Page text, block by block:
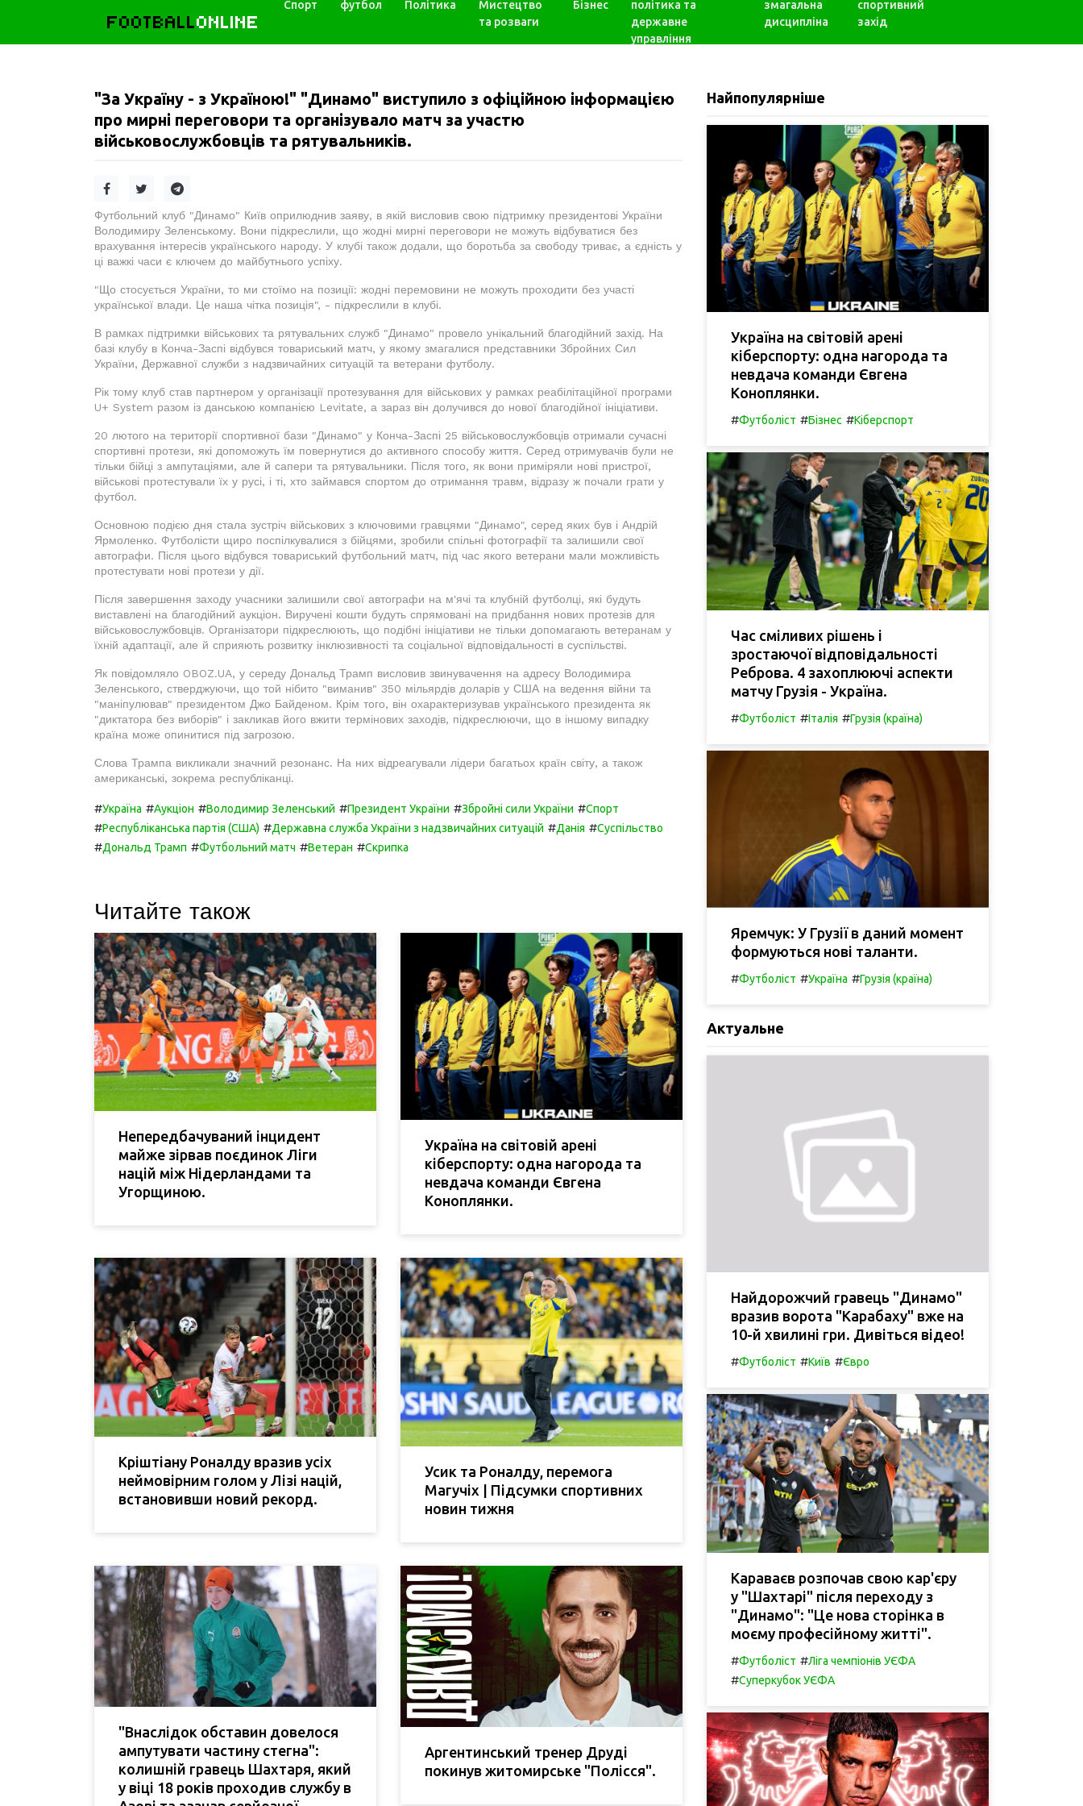
FOOTBALLONLINE
Спорт футбол Політика
Мистецтво
та розваги
Бізнес
політика та
державне
управління
змагальна
дисципліна
спортивний
захід
"За Україну - з Україною!" "Динамо" виступило з офіційною інформацією
про мирні переговори та організувало матч за участю
військовослужбовців та рятувальників.
Футбольний клуб "Динамо" Київ оприлюднив заяву, в якій висловив свою підтримку президентові України
Володимиру Зеленському. Вони підкреслили, що жодні мирні переговори не можуть відбуватися без
врахування інтересів українського народу. У клубі також додали, що боротьба за свободу триває, а єдність у
ці важкі часи є ключем до майбутнього успіху.
"Що стосується України, то ми стоїмо на позиції: жодні перемовини не можуть проходити без участі
української влади. Це наша чітка позиція", - підкреслили в клубі.
В рамках підтримки військових та рятувальних служб "Динамо" провело унікальний благодійний захід. На
базі клубу в Конча-Заспі відбувся товариський матч, у якому змагалися представники Збройних Сил
України, Державної служби з надзвичайних ситуацій та ветерани футболу.
Рік тому клуб став партнером у організації протезування для військових у рамках реабілітаційної програми
U+ System разом із данською компанією Levitate, а зараз він долучився до нової благодійної ініціативи.
20 лютого на території спортивної бази "Динамо" у Конча-Заспі 25 військовослужбовців отримали сучасні
спортивні протези, які допоможуть їм повернутися до активного способу життя. Серед отримувачів були не
тільки бійці з ампутаціями, але й сапери та рятувальники. Після того, як вони приміряли нові пристрої,
військові протестували їх у русі, і ті, хто займався спортом до отримання травм, відразу ж почали грати у
футбол.
Основною подією дня стала зустріч військових з ключовими гравцями "Динамо", серед яких був і Андрій
Ярмоленко. Футболісти щиро поспілкувалися з бійцями, зробили спільні фотографії та залишили свої
автографи. Після цього відбувся товариський футбольний матч, під час якого ветерани мали можливість
протестувати нові протези у дії.
Після завершення заходу учасники залишили свої автографи на м'ячі та клубній футболці, які будуть
виставлені на благодійний аукціон. Виручені кошти будуть спрямовані на придбання нових протезів для
військовослужбовців. Організатори підкреслюють, що подібні ініціативи не тільки допомагають ветеранам у
їхній адаптації, але й сприяють розвитку інклюзивності та соціальної відповідальності в суспільстві.
Як повідомляло OBOZ.UA, у середу Дональд Трамп висловив звинувачення на адресу Володимира
Зеленського, стверджуючи, що той нібито "виманив" 350 мільярдів доларів у США на ведення війни та
"маніпулював" президентом Джо Байденом. Крім того, він охарактеризував українського президента як
"диктатора без виборів" і закликав його вжити термінових заходів, підкреслюючи, що в іншому випадку
країна може опинитися під загрозою.
Слова Трампа викликали значний резонанс. На них відреагували лідери багатьох країн світу, а також
американські, зокрема республіканці.
#Україна #Аукціон #Володимир Зеленський #Президент України #Збройні сили України #Спорт
#Республіканська партія (США) #Державна служба України з надзвичайних ситуацій #Данія #Суспільство
#Дональд Трамп #Футбольний матч #Ветеран #Скрипка
Читайте також
Непередбачуваний інцидент
майже зірвав поєдинок Ліги
націй між Нідерландами та
Угорщиною.
Україна на світовій арені
кіберспорту: одна нагорода та
невдача команди Євгена
Коноплянки.
Кріштіану Роналду вразив усіх
неймовірним голом у Лізі націй,
встановивши новий рекорд.
Усик та Роналду, перемога
Магучіх | Підсумки спортивних
новин тижня
"Внаслідок обставин довелося
ампутувати частину стегна":
колишній гравець Шахтаря, який
у віці 18 років проходив службу в
Аргентинський тренер Друді
покинув житомирське "Полісся".
Найпопулярніше
Україна на світовій арені
кіберспорту: одна нагорода та
невдача команди Євгена
Коноплянки.
#Футболіст #Бізнес #Кіберспорт
Час сміливих рішень і
зростаючої відповідальності
Реброва. 4 захоплюючі аспекти
матчу Грузія - Україна.
#Футболіст #Італія #Грузія (країна)
Яремчук: У Грузії в даний момент
формуються нові таланти.
#Футболіст #Україна #Грузія (країна)
Актуальне
Найдорожчий гравець "Динамо"
вразив ворота "Карабаху" вже на
10-й хвилині гри. Дивіться відео!
#Футболіст #Київ #Євро
Караваєв розпочав свою кар'єру
у "Шахтарі" після переходу з
"Динамо": "Це нова сторінка в
моєму професійному житті".
#Футболіст #Ліга чемпіонів УЄФА
#Суперкубок УЄФА